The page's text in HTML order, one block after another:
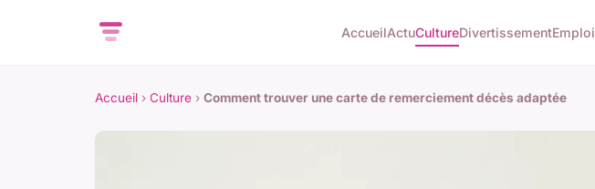
AccueilActuCultureDivertissementEmploi
Accueil › Culture › Comment trouver une carte de remerciement décès adaptée